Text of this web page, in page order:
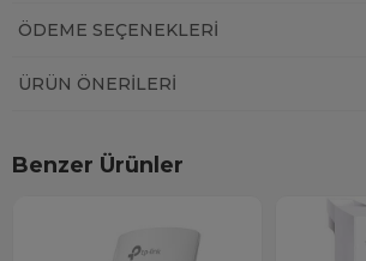
ÖDEME SEÇENEKLERI
ÜRÜN ÖNERILERI
Benzer Ürünler